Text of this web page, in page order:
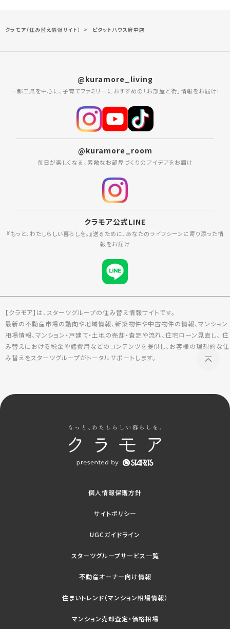
クラモア（住み替え情報サイト） ピタットハウス府中店
@kuramore_living
一都三県を中心に、子育てファミリーにおすすめの「お部屋と街」情報をお届け!
@kuramore_room
毎日が楽しくなる、素敵なお部屋づくりのアイデアをお届け
クラモア公式LINE
『もっと、わたしらしい暮らしを。』送るために、あなたのライフシーンに寄り添った情
報をお届け
【クラモア】は、スターツグループの住み替え情報サイトです。
最新の不動産市場の動向や地域情報、新築物件や中古物件の情報、マンション
相場情報、マンション・戸建て・土地の売却・査定や流れ、住宅ローン見直し、 住
み替えにおける税金や諸費用などのコンテンツを提供し、お客様の理想的な住
み替えをスターツグループがトータルサポートします。
個人情報保護方針
サイトポリシー
UGCガイドライン
スターツグループサービス一覧
不動産オーナー向け情報
住まいトレンド（マンション相場情報）
マンション売却査定・価格相場